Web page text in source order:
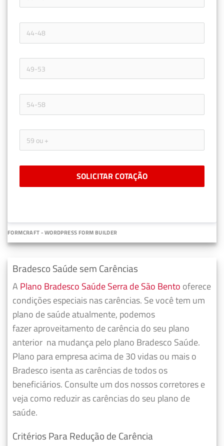
SOLICITAR COTAÇÃO
FORMCRAFT - WORDPRESS FORM BUILDER
Bradesco Saúde sem Carências
A Plano Bradesco Saúde Serra de São Bento oferece
condições especiais nas carências. Se você tem um
plano de saúde atualmente, podemos
fazeraproveitamento de carência do seu plano
anterior na mudança pelo plano Bradesco Saúde.
Plano para empresa acima de 30 vidas ou mais o
Bradesco isenta as carências de todos os
beneficiários. Consulte um dos nossos corretores e
veja como reduzir as carências do seu plano de
saúde.
Critérios Para Redução de Carência